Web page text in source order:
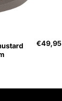
€49,95